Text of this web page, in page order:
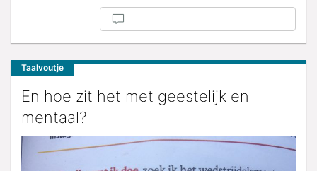
Taalvoutje
En hoe zit het met geestelijk en
mentaal?